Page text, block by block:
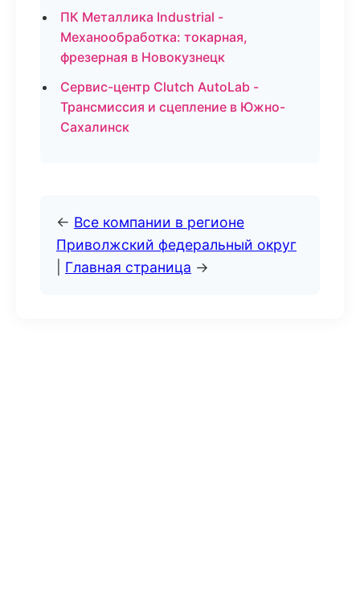
ПК Металлика Industrial -
Механообработка: токарная,
фрезерная в Новокузнецк
Сервис-центр Clutch AutoLab -
Трансмиссия и сцепление в Южно-
Сахалинск
← Все компании в регионе
Приволжский федеральный округ
Главная страница →